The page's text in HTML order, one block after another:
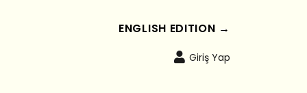
ENGLISH EDITION →
Giriş Yap